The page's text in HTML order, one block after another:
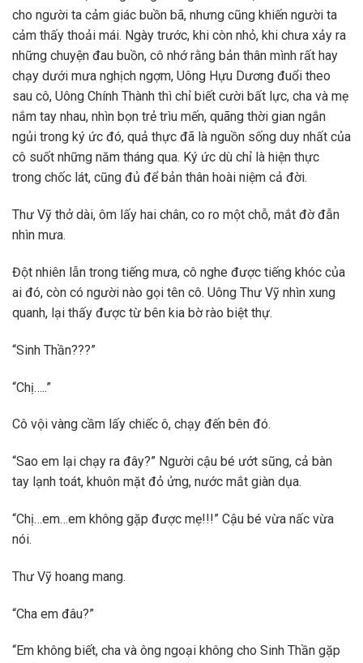
cho người ta cảm giác buồn bã, nhưng cũng khiến người ta
cảm thấy thoải mái. Ngày trước, khi còn nhỏ, khi chưa xảy ra
những chuyện đau buồn, cô nhớ rằng bản thân mình rất hay
chạy dưới mưa nghịch ngợm, Uông Hựu Dương đuổi theo
sau cô, Uông Chính Thành thì chỉ biết cười bất lực, cha và mẹ
nắm tay nhau, nhìn bọn trẻ trìu mến, quãng thời gian ngắn
ngủi trong ký ức đó, quả thực đã là nguồn sống duy nhất của
cô suốt những năm tháng qua. Ký ức dù chỉ là hiện thực
trong chốc lát, cũng đủ để bản thân hoài niệm cả đời.
Thư Vỹ thở dài, ôm lấy hai chân, co ro một chỗ, mắt đờ đẫn
nhìn mưa.
Đột nhiên lẫn trong tiếng mưa, cô nghe được tiếng khóc của
ai đó, còn có người nào gọi tên cô. Uông Thư Vỹ nhìn xung
quanh, lại thấy được từ bên kia bờ rào biệt thự.
“Sinh Thần???”
“Chị…..”
Cô vội vàng cầm lấy chiếc ô, chạy đến bên đó.
“Sao em lại chạy ra đây?” Người cậu bé ướt sũng, cả bàn
tay lạnh toát, khuôn mặt đỏ ửng, nước mắt giàn dụa.
“Chị…em…em không gặp được mẹ!!!” Cậu bé vừa nấc vừa
nói.
Thư Vỹ hoang mang.
“Cha em đâu?”
“Em không biết, cha và ông ngoại không cho Sinh Thần gặp